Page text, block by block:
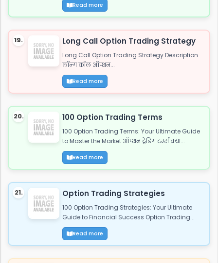
Read more
19. Long Call Option Trading Strategy
Long Call Option Trading Strategy Description
लॉन्ग कॉल ऑप्शन...
Read more
20. 100 Option Trading Terms
100 Option Trading Terms: Your Ultimate Guide
to Master the Market ऑप्शन ट्रेडिंग टर्म्स क्या...
Read more
21. Option Trading Strategies
100 Option Trading Strategies: Your Ultimate
Guide to Financial Success Option Trading...
Read more